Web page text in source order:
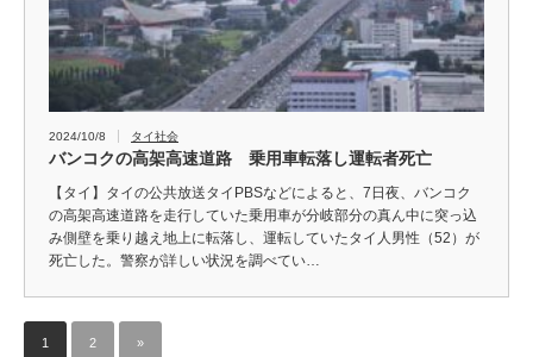
2024/10/8 タイ社会
バンコクの高架高速道路 乗用車転落し運転者死亡
【タイ】タイの公共放送タイPBSなどによると、7日夜、バンコク
の高架高速道路を走行していた乗用車が分岐部分の真ん中に突っ込
み側壁を乗り越え地上に転落し、運転していたタイ人男性（52）が
死亡した。警察が詳しい状況を調べてい…
1 2 »